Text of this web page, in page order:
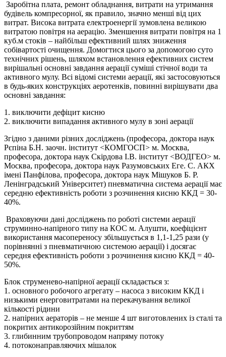
Заробітна плата, ремонт обладнання, витрати на утримання
будівель компресорної, як правило, значно менші від цих
витрат. Висока витрата електроенергії зумовлена ​​великою
витратою повітря на аерацію. Зменшення витрати повітря на 1
куб.м стоків – найбільш ефективний шлях зниження
собівартості очищення. Домогтися цього за допомогою суто
технічних рішень, шляхом встановлення ефективних систем
вирішальні основні завдання аерації суміші стічної води та
активного мулу. Всі відомі системи аерації, які застосовуються
в будь-яких конструкціях аеротенків, повинні вирішувати два
основні завдання:
1. виключити дефіцит кисню
2. виключити випадання активного мулу в зоні аерації
Згідно з даними різних досліджень (професора, доктора наук
Рєпіна Б.Н. заочн. інститут <КОМГОСП> м. Москва,
професора, доктора наук Скірдова І.В. інститут <ВОДГЕО> м.
Москва, професора, доктора наук Разумовських Еге. С. АКХ
імені Панфілова, професора, доктора наук Мішуков Б. Р.
Ленінградський Університет) пневматична система аерації має
середню ефективність роботи з розчинення кисню ККД = 30-
40%.
Враховуючи дані досліджень по роботі системи аерації
струминно-напірного типу на КОС м. Алушти, коефіцієнт
використання масопереносу збільшується в 1,1-1,25 рази (у
порівнянні з пневматичною системою аерації) і досягає
середня ефективність роботи з розчинення кисню ККД = 40-
50%.
Блок струменево-напірної аерації складається з:
1. основного робочого агрегату – насоса з високим ККД і
низькими енерговитратами на перекачування великої
кількості рідини
2. напірних аераторів – не менше 4 шт виготовлених із сталі та
покритих антикорозійним покриттям
3. глибинним трубопроводом напряму потоку
4. потоконаправляючих мішалок